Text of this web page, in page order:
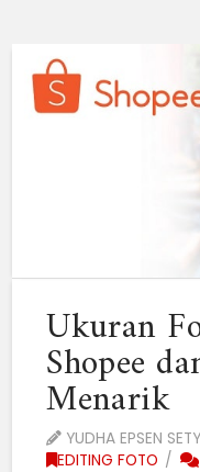
Ukuran
Shopee
Menarik
YUDHA EPSEN
EDITING FOTO